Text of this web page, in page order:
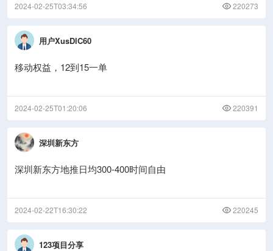
2024-02-25T03:34:56 220273
用户XusDlC60
移动权益，12到15一单
2024-02-25T01:20:06 220391
深圳新东方
深圳新东方地推日均300-400时间自由
2024-02-22T16:30:22 220245
123项目分享